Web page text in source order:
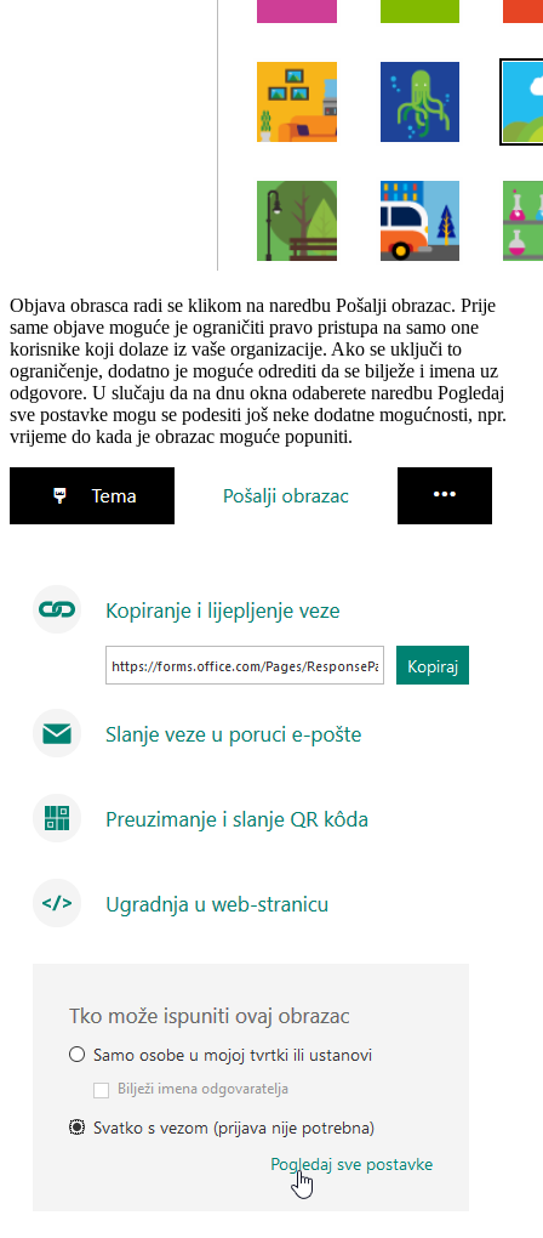
Objava obrasca radi se klikom na naredbu Pošalji obrazac. Prije
same objave moguće je ograničiti pravo pristupa na samo one
korisnike koji dolaze iz vaše organizacije. Ako se uključi to
ograničenje, dodatno je moguće odrediti da se bilježe i imena uz
odgovore. U slučaju da na dnu okna odaberete naredbu Pogledaj
sve postavke mogu se podesiti još neke dodatne mogućnosti, npr.
vrijeme do kada je obrazac moguće popuniti.